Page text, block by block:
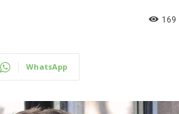
169
WhatsApp